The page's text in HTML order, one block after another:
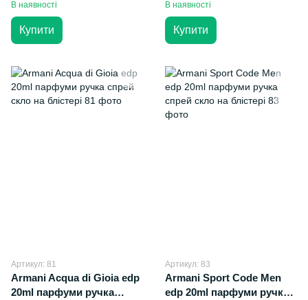
В наявності
Купити
В наявності
Купити
Артикул: 81
Armani Acqua di Gioia edp
20ml парфуми ручка
Артикул: 83
Armani Sport Code Men
edp 20ml парфуми ручка